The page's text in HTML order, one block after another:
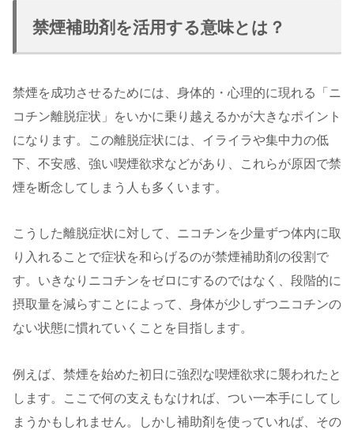
禁煙補助剤を活用する意味とは？
禁煙を成功させるためには、身体的・心理的に現れる「ニ
コチン離脱症状」をいかに乗り越えるかが大きなポイント
になります。この離脱症状には、イライラや集中力の低
下、不安感、強い喫煙欲求などがあり、これらが原因で禁
煙を断念してしまう人も多くいます。
こうした離脱症状に対して、ニコチンを少量ずつ体内に取
り入れることで症状を和らげるのが禁煙補助剤の役割で
す。いきなりニコチンをゼロにするのではなく、段階的に
摂取量を減らすことによって、身体が少しずつニコチンの
ない状態に慣れていくことを目指します。
例えば、禁煙を始めた初日に強烈な喫煙欲求に襲われたと
します。ここで何の支えもなければ、つい一本手にしてし
まうかもしれません。しかし補助剤を使っていれば、その